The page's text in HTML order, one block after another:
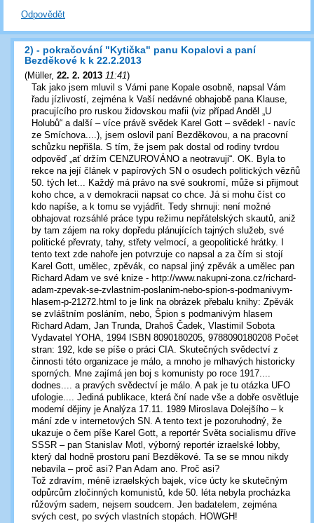
Odpovědět
2) - pokračování "Kytička" panu Kopalovi a paní
Bezděkové k k 22.2.2013
(Müller, 22. 2. 2013 11:41)
Tak jako jsem mluvil s Vámi pane Kopale osobně, napsal Vám
řadu jízlivostí, zejména k Vaší nedávné obhajobě pana Klause,
pracujícího pro ruskou židovskou mafii (viz případ Anděl „U
Holubů“ a další – více právě svědek Karel Gott – svědek! - navíc
ze Smíchova....), jsem oslovil paní Bezděkovou, a na pracovní
schůzku nepřišla. S tím, že jsem pak dostal od rodiny tvrdou
odpověď „ať držím CENZUROVÁNO a neotravuji“. OK. Byla to
rekce na její článek v papírových SN o osudech politických vězňů
50. tých let... Každý má právo na své soukromí, může si přijmout
koho chce, a v demokracii napsat co chce. Já si mohu číst co
kdo napíše, a k tomu se vyjádřit. Tedy shrnuji: není možné
obhajovat rozsáhlé práce typu režimu nepřátelských skautů, aniž
by tam zájem na roky dopředu plánujících tajných služeb, své
politické převraty, tahy, střety velmocí, a geopolitické hrátky. I
tento text zde nahoře jen potvrzuje co napsal a za čím si stojí
Karel Gott, umělec, zpěvák, co napsal jiný zpěvák a umělec pan
Richard Adam ve své knize - http://www.nakupni-zona.cz/richard-
adam-zpevak-se-zvlastnim-poslanim-nebo-spion-s-podmanivym-
hlasem-p-21272.html to je link na obrázek přebalu knihy: Zpěvák
se zvláštním posláním, nebo, Špion s podmanivým hlasem
Richard Adam, Jan Trunda, Drahoš Čadek, Vlastimil Sobota
Vydavatel YOHA, 1994 ISBN 8090180205, 9788090180208 Počet
stran: 192, kde se píše o práci CIA. Skutečných svědectví z
činnosti této organizace je málo, a mnoho je mlhavých historicky
sporných. Mne zajímá jen boj s komunisty po roce 1917....
dodnes.... a pravých svědectví je málo. A pak je tu otázka UFO
ufologie.... Jediná publikace, která ční nade vše a dobře osvětluje
moderní dějiny je Analýza 17.11. 1989 Miroslava Dolejšího – k
mání zde v internetových SN. A tento text je pozoruhodný, že
ukazuje o čem píše Karel Gott, a reportér Světa socialismu dříve
SSSR – pan Stanislav Motl, výborný reportér izraelské lobby,
který dal hodně prostoru paní Bezděkové. Ta se se mnou nikdy
nebavila – proč asi? Pan Adam ano. Proč asi?
Tož zdravím, méně izraelských bajek, více úcty ke skutečným
odpůrcům zločinných komunistů, kde 50. léta nebyla procházka
růžovým sadem, nejsem soudcem. Jen badatelem, zejména
svých cest, po svých vlastních stopách. HOWGH!